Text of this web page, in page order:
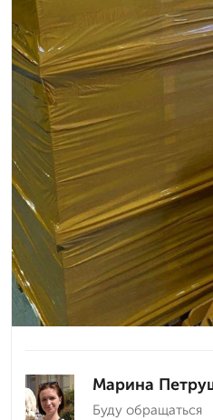
Марина
Буду обращаться